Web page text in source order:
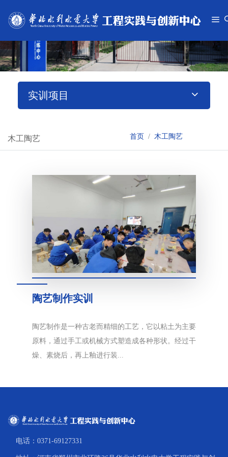
实训项目
木工陶艺 首页 木工陶艺
陶艺制作实训
陶艺制作是一种古老而精细的工艺，它以粘土为主要
原料，通过手工或机械方式塑造成各种形状。经过干
燥、素烧后，再上釉进行装...
电话：0371-69127331